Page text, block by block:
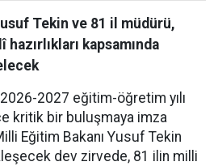
Tekin ve 81 il müdürü,
kapsamında
2026-2027 eğitim-öğretim yılı
kritik bir buluşmaya imza
Eğitim Bakanı Yusuf Tekin
dev zirvede, 81 ilin milli